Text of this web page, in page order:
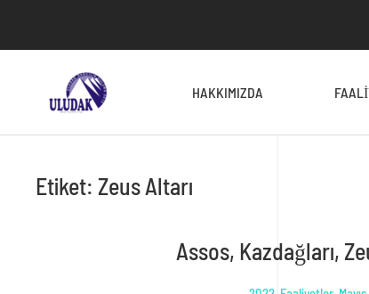
HAKKIMIZDA
Etiket: Zeus Altarı
Assos, Kazdağları,